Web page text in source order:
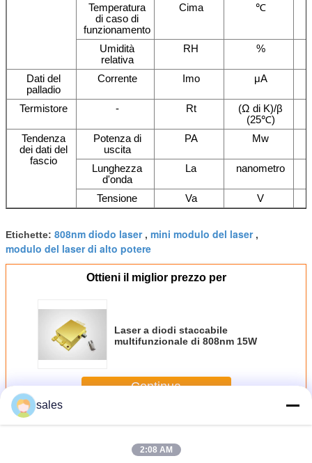
Temperatura
di caso di
funzionamento
Cima ℃
Umidità
relativa
RH %
Dati del
palladio
Corrente Imo μA
Termistore - Rt
(Ω di K)/β
(25℃)
Tendenza
dei dati del
fascio
Potenza di
uscita
PA Mw
Lunghezza
d'onda
La nanometro
Tensione Va V
Etichette: 808nm diodo laser, mini modulo del laser,
modulo del laser di alto potere
Ottieni il miglior prezzo per
Laser a diodi staccabile
multifunzionale di 808nm 15W
Continua
PiùModulo di 808nm DIODO Laser
sales
2:08 AM